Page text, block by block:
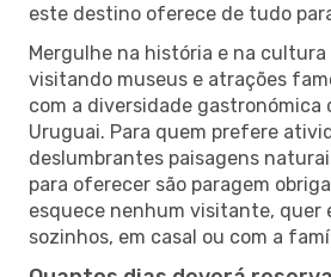
este destino oferece de tudo
Mergulhe na história e na
visitando museus e atrações
com a diversidade gastronómica
Uruguai. Para quem prefere
deslumbrantes paisagens
para oferecer são paragem
esquece nenhum visitante, quer
sozinhos, em casal ou com a